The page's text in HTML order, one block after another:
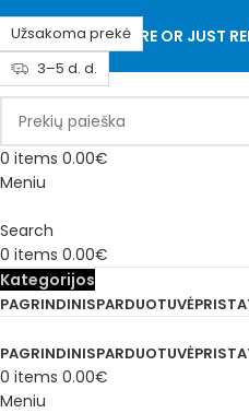
ADD ANYTHING HERE OR JUST
0 items 0.00€
Meniu
Search
0 items 0.00€
Kategorijos
PAGRINDINISPARDUOTUVĖ
PAGRINDINISPARDUOTUVĖ
0 items 0.00€
Meniu
Užsakoma prekė
3–5 d. d.